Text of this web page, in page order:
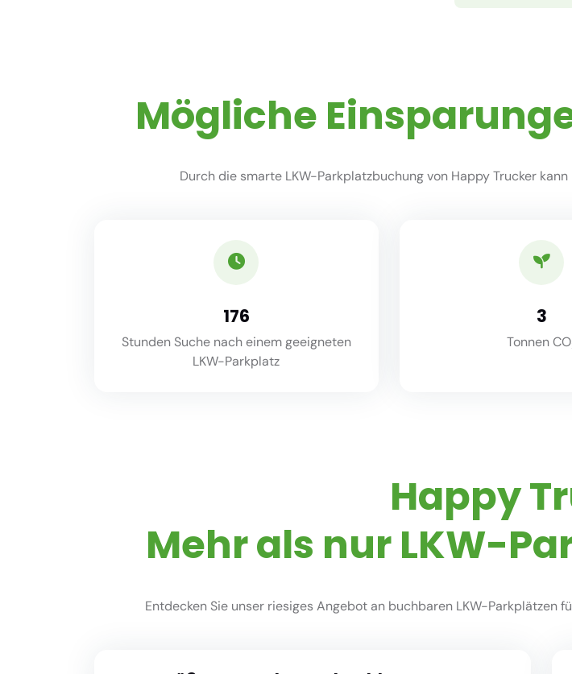
Mögliche
Durch die smarte LKW-Parkplatzbuchung von Happy Trucker
220
Stunden Suche nach einem geeigneten
LKW-Parkplatz
3
Tonnen CO
Happy
Mehr als nur LKW-
Entdecken Sie unser riesiges Angebot an buchbaren LKW-Parkplätzen